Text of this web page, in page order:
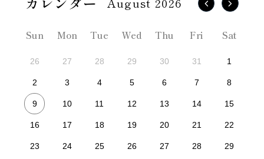
Sun Mon Tue Wed Thu Fri Sat
26 27 28 29 30 31 1
2 3 4 5 6 7 8
9 10 11 12 13 14 15
16 17 18 19 20 21 22
23 24 25 26 27 28 29